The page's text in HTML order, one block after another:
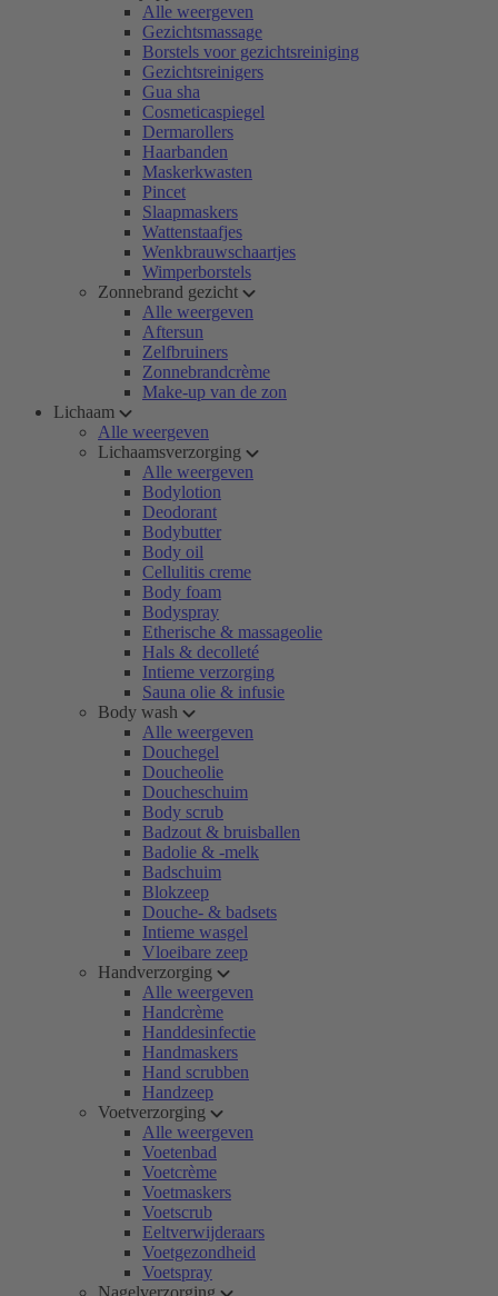
Alle weergeven
Gezichtsmassage
Borstels voor gezichtsreiniging
Gezichtsreinigers
Gua sha
Cosmeticaspiegel
Dermarollers
Haarbanden
Maskerkwasten
Pincet
Slaapmaskers
Wattenstaafjes
Wenkbrauwschaartjes
Wimperborstels
Zonnebrand gezicht
Alle weergeven
Aftersun
Zelfbruiners
Zonnebrandcrème
Make-up van de zon
Lichaam
Alle weergeven
Lichaamsverzorging
Alle weergeven
Bodylotion
Deodorant
Bodybutter
Body oil
Cellulitis creme
Body foam
Bodyspray
Etherische & massageolie
Hals & decolleté
Intieme verzorging
Sauna olie & infusie
Body wash
Alle weergeven
Douchegel
Doucheolie
Doucheschuim
Body scrub
Badzout & bruisballen
Badolie & -melk
Badschuim
Blokzeep
Douche- & badsets
Intieme wasgel
Vloeibare zeep
Handverzorging
Alle weergeven
Handcrème
Handdesinfectie
Handmaskers
Hand scrubben
Handzeep
Voetverzorging
Alle weergeven
Voetenbad
Voetcrème
Voetmaskers
Voetscrub
Eeltverwijderaars
Voetgezondheid
Voetspray
Nagelverzorging